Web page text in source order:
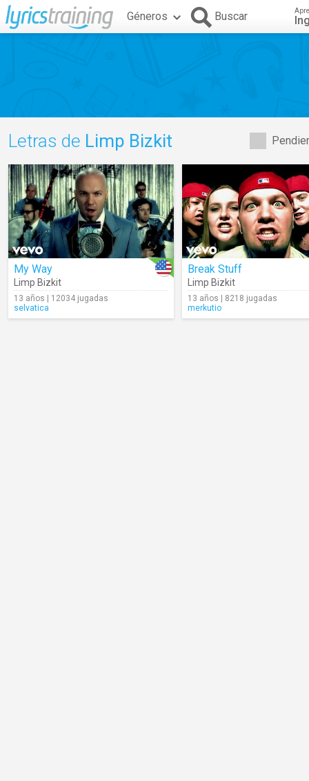
Géneros Buscar
Letras de Limp Bizkit
My Way
Limp Bizkit
13 años | 12034 jugadas
selvatica
Break Stuff
Limp Bizkit
13 años | 8218 jugadas
merkutio